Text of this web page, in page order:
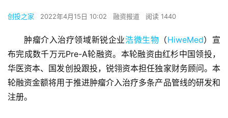
创投之家 2022年4月15日 10:02 融资报道 阅读 1440
肿瘤介入治疗领域新锐企业浩微生物 （HiweMed）宣
布完成数千万元Pre-A轮融资。本轮融资由红杉中国领投，
华医资本、国发创投跟投，锐翎资本担任独家财务顾问。本
轮融资金额将用于推进肿瘤介入治疗多条产品管线的研发和
注册。